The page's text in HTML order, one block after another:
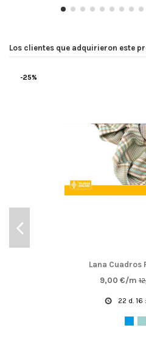
Los clientes que adquirieron este
-25%
Lana Cuadros
9,00 €/m
22 d. 16